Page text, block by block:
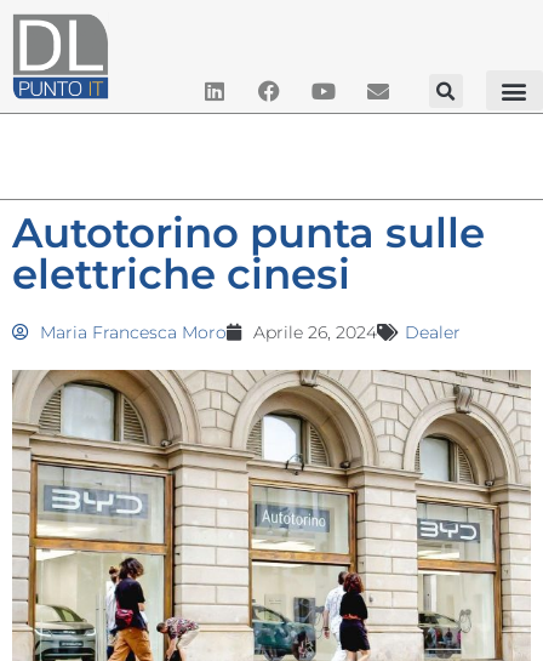
Autotorino punta sulle
elettriche cinesi
Maria Francesca Moro Aprile 26, 2024 Dealer